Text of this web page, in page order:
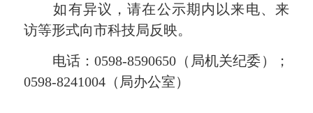
如有异议，请在公示期内以来电、来
访等形式向市科技局反映。
电话：0598-8590650（局机关纪委）；
0598-8241004（局办公室）